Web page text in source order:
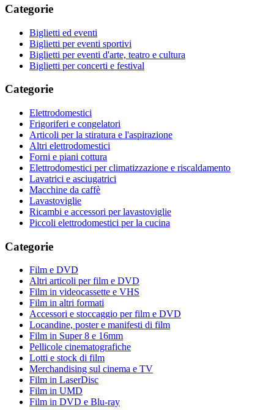
Categorie
Biglietti ed eventi
Biglietti per eventi sportivi
Biglietti per eventi d'arte, teatro e cultura
Biglietti per concerti e festival
Categorie
Elettrodomestici
Frigoriferi e congelatori
Articoli per la stiratura e l'aspirazione
Altri elettrodomestici
Forni e piani cottura
Elettrodomestici per climatizzazione e riscaldamento
Lavatrici e asciugatrici
Macchine da caffè
Lavastoviglie
Ricambi e accessori per lavastoviglie
Piccoli elettrodomestici per la cucina
Categorie
Film e DVD
Altri articoli per film e DVD
Film in videocassette e VHS
Film in altri formati
Accessori e stoccaggio per film e DVD
Locandine, poster e manifesti di film
Film in Super 8 e 16mm
Pellicole cinematografiche
Lotti e stock di film
Merchandising sul cinema e TV
Film in LaserDisc
Film in UMD
Film in DVD e Blu-ray